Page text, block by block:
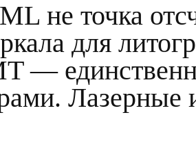
не точка
для
—
Лазерные